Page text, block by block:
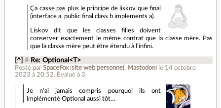
Ça casse pas plus le principe de liskov que final
(interface a, public final class b implements a).
Liskov dit que les classes filles doivent
conserver exactement le même contrat que la classe mère. Pas
que la classe mère peut être étendu à l’infini.
[^] # Re: Optional<T>
Posté par SpaceFox(site web personnel , Mastodon) le 14 octobre
2023 à 20:52. Évalué à 3.
Je n'ai jamais compris pourquoi ils ont
implémenté Optional aussi tôt…